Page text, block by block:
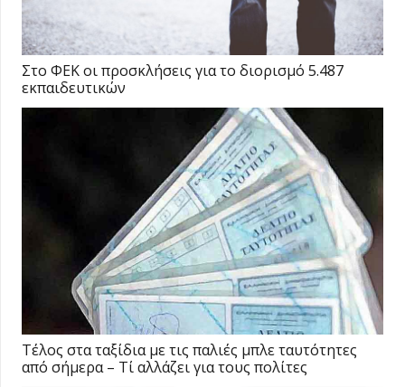
Στο ΦΕΚ οι προσκλήσεις για το διορισμό 5.487
εκπαιδευτικών
Τέλος στα ταξίδια με τις παλιές μπλε ταυτότητες
από σήμερα – Τί αλλάζει για τους πολίτες